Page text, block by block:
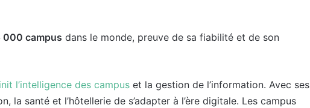
000 campus dans le monde, preuve de sa fiabilité et de son
l’intelligence des campus et la gestion de l’information. Avec ses
la santé et l’hôtellerie de s’adapter à l’ère digitale. Les campus